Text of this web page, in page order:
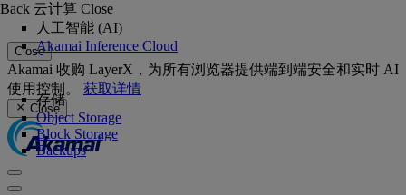
Close
Akamai 收购 LayerX，为所有浏览器提供端到端安全和实时 AI
使用控制。 获取详情
Close
Back 云计算 Close
人工智能 (AI)
Akamai Inference Cloud
存储
Object Storage
Block Storage
Backups